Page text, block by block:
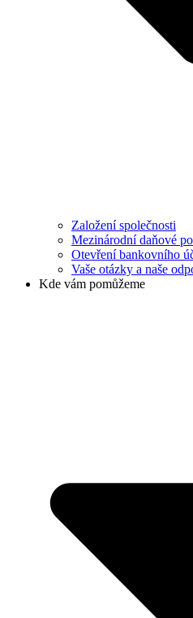
Založení společnosti
Mezinárodní daňové
Otevření bankovního
Vaše otázky a naše
Kde vám pomůžeme